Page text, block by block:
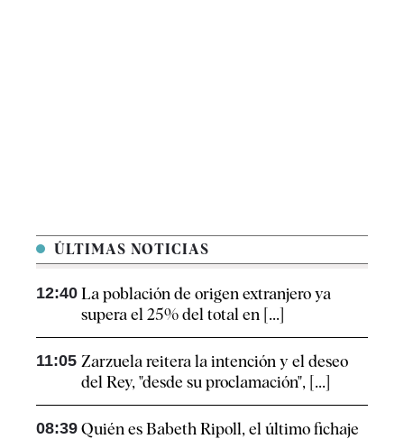
ÚLTIMAS NOTICIAS
12:40 La población de origen extranjero ya
supera el 25% del total en [...]
11:05 Zarzuela reitera la intención y el deseo
del Rey, "desde su proclamación", [...]
08:39 Quién es Babeth Ripoll, el último fichaje